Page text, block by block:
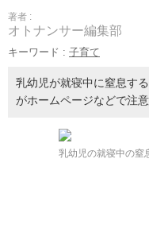
著者 :
オトナンサー編集部
キーワード : 子育て
乳幼児が就寝中に窒息す
がホームページなどで注
乳幼児の就寝中の窒